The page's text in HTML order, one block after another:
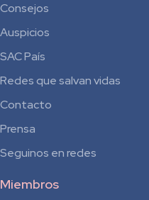
Consejos
Auspicios
SAC País
Redes que salvan vidas
Contacto
Prensa
Seguinos en redes
Miembros